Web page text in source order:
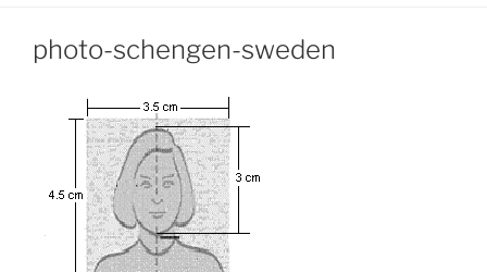
photo-schengen-sweden